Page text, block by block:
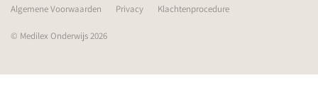
Algemene Voorwaarden Privacy Klachtenprocedure
© Medilex Onderwijs 2026